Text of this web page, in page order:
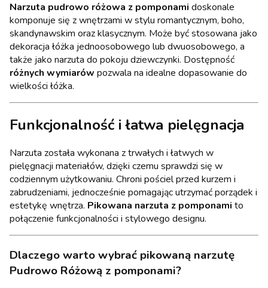
Narzuta pudrowo różowa z pomponami doskonale
komponuje się z wnętrzami w stylu romantycznym, boho,
skandynawskim oraz klasycznym. Może być stosowana jako
dekoracja łóżka jednoosobowego lub dwuosobowego, a
także jako narzuta do pokoju dziewczynki. Dostępność
różnych wymiarów pozwala na idealne dopasowanie do
wielkości łóżka.
Funkcjonalność i łatwa pielęgnacja
Narzuta została wykonana z trwałych i łatwych w
pielęgnacji materiałów, dzięki czemu sprawdzi się w
codziennym użytkowaniu. Chroni pościel przed kurzem i
zabrudzeniami, jednocześnie pomagając utrzymać porządek i
estetykę wnętrza. Pikowana narzuta z pomponami to
połączenie funkcjonalności i stylowego designu.
Dlaczego warto wybrać pikowaną narzutę
Pudrowo Różową z pomponami?